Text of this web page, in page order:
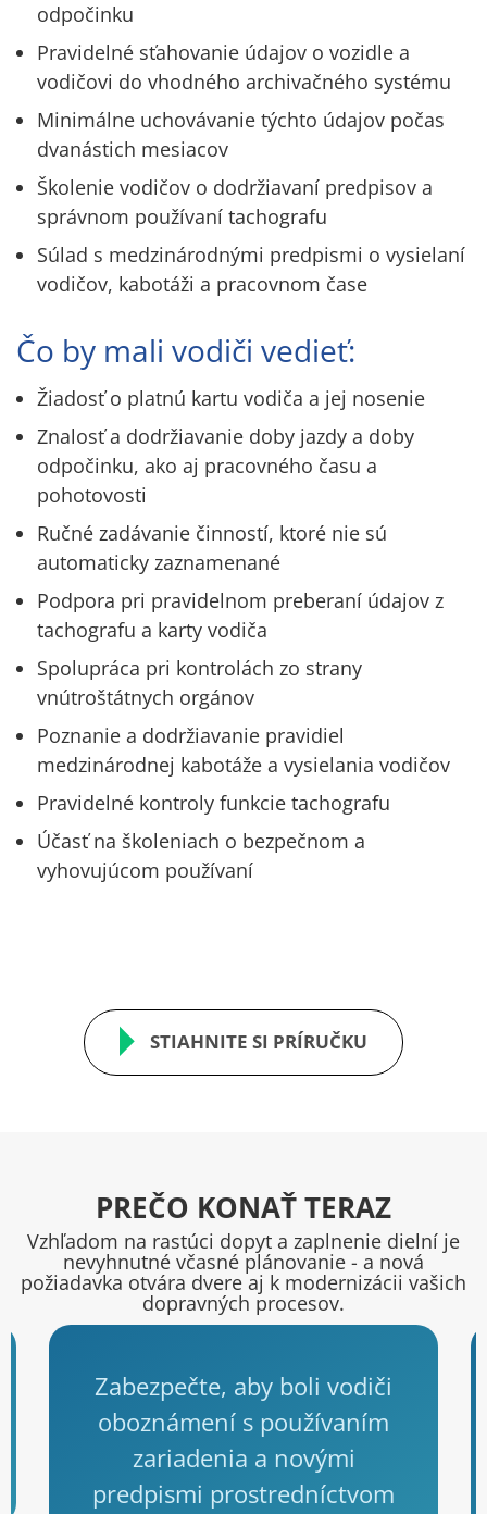
odpočinku
Pravidelné sťahovanie údajov o vozidle a
vodičovi do vhodného archivačného systému
Minimálne uchovávanie týchto údajov počas
dvanástich mesiacov
Školenie vodičov o dodržiavaní predpisov a
správnom používaní tachografu
Súlad s medzinárodnými predpismi o vysielaní
vodičov, kabotáži a pracovnom čase
Čo by mali vodiči vedieť:
Žiadosť o platnú kartu vodiča a jej nosenie
Znalosť a dodržiavanie doby jazdy a doby
odpočinku, ako aj pracovného času a
pohotovosti
Ručné zadávanie činností, ktoré nie sú
automaticky zaznamenané
Podpora pri pravidelnom preberaní údajov z
tachografu a karty vodiča
Spolupráca pri kontrolách zo strany
vnútroštátnych orgánov
Poznanie a dodržiavanie pravidiel
medzinárodnej kabotáže a vysielania vodičov
Pravidelné kontroly funkcie tachografu
Účasť na školeniach o bezpečnom a
vyhovujúcom používaní
STIAHNITE SI PRÍRUČKU
PREČO KONAŤ TERAZ
Vzhľadom na rastúci dopyt a zaplnenie dielní je
nevyhnutné včasné plánovanie - a nová
požiadavka otvára dvere aj k modernizácii vašich
dopravných procesov.
Zabezpečte, aby boli vodiči
oboznámení s používaním
zariadenia a novými
predpismi prostredníctvom